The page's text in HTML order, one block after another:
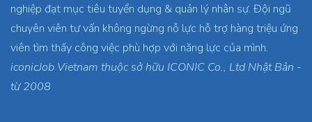
nghiệp đạt mục tiêu tuyển dụng & quản lý nhân sự. Đội ngũ
chuyên viên tư vấn không ngừng nỗ lực hỗ trợ hàng triệu ứng
viên tìm thấy công việc phù hợp với năng lực của mình.
iconicJob Vietnam thuộc sở hữu ICONIC Co., Ltd Nhật Bản -
từ 2008